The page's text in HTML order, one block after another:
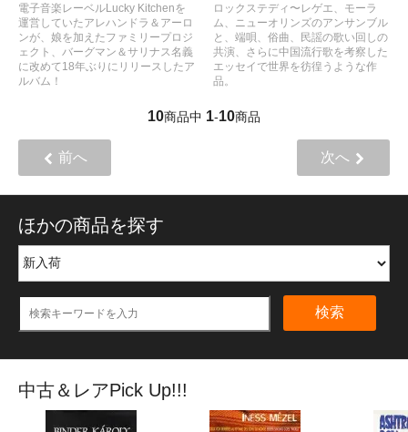
電子音楽レーベルLucky Kitchenを
運営していたアレハンドラ＆アーロ
ンが、娘を加えたファミリープロジ
ェクト、バーグマン＆サリナス名義
に改めて18年ぶりにリリースしたア
ルバム！
ロックステディ〜レゲエ、モーラ
ム、ニューオリンズのアンサンブル
と、端唄、俗曲、民謡の歌い回しの
共演、さらに中国流行歌を考察した
エッセイで世界を彷徨うような作
品。
10商品中 1-10商品
前へ 次へ
ほかの商品を探す
検索
中古＆レアPick Up!!!